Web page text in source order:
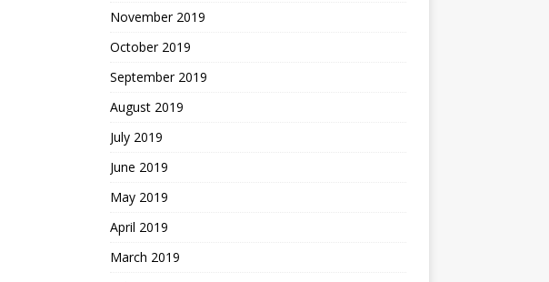
November 2019
October 2019
September 2019
August 2019
July 2019
June 2019
May 2019
April 2019
March 2019